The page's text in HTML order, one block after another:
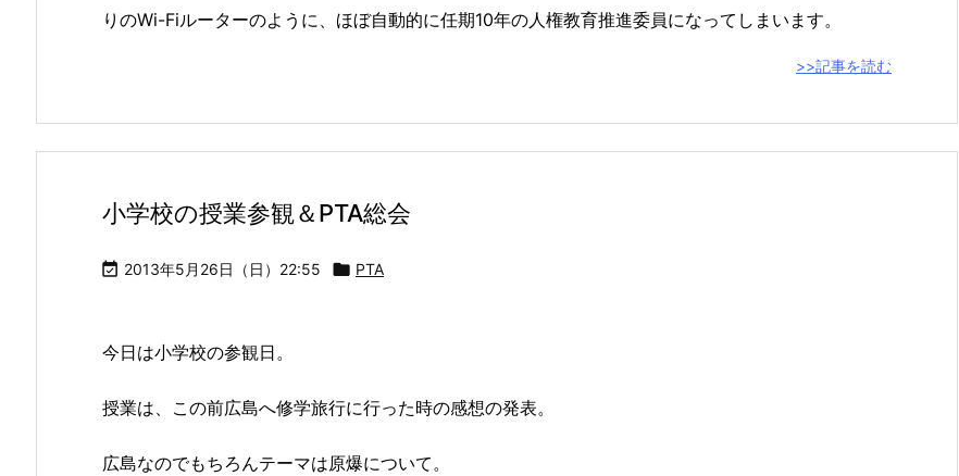
りのWi-Fiルーターのように、ほぼ自動的に任期10年の人権教育推進委員になってしまいます。
>>記事を読む
小学校の授業参観＆PTA総会
 2013年5月26日（日）22:55  PTA
今日は小学校の参観日。
授業は、この前広島へ修学旅行に行った時の感想の発表。
広島なのでもちろんテーマは原爆について。